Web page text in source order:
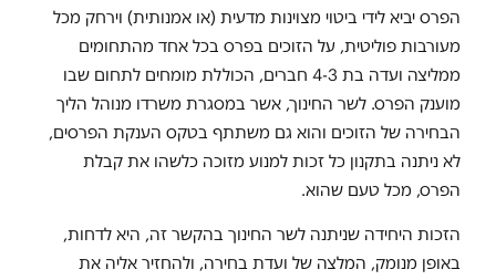
הפרס יביא לידי ביטוי מצוינות מדעית (או אמנותית) וירחק מכל
מעורבות פוליטית, על הזוכים בפרס בכל אחד מהתחומים
ממליצה ועדה בת 4-3 חברים, הכוללת מומחים לתחום שבו
מוענק הפרס. לשר החינוך, אשר במסגרת משרדו מנוהל הליך
הבחירה של הזוכים והוא גם משתתף בטקס הענקת הפרסים,
לא ניתנה בתקנון כל זכות למנוע מזוכה כלשהו את קבלת
הפרס, מכל טעם שהוא.
הזכות היחידה שניתנה לשר החינוך בהקשר זה, היא לדחות,
באופן מנומק, המלצה של ועדת בחירה, ולהחזיר אליה את